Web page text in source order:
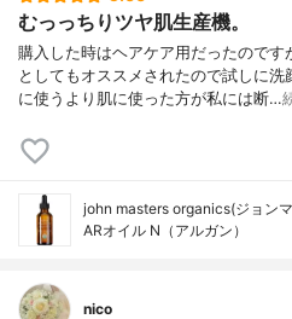
むっっちりツヤ肌生産機。
購入した時はヘアケア用だったので
としてもオススメされたので試しに
に使うより肌に使った方が私には断…
john masters organics(ジョン
ARオイル N（アルガン）
nico